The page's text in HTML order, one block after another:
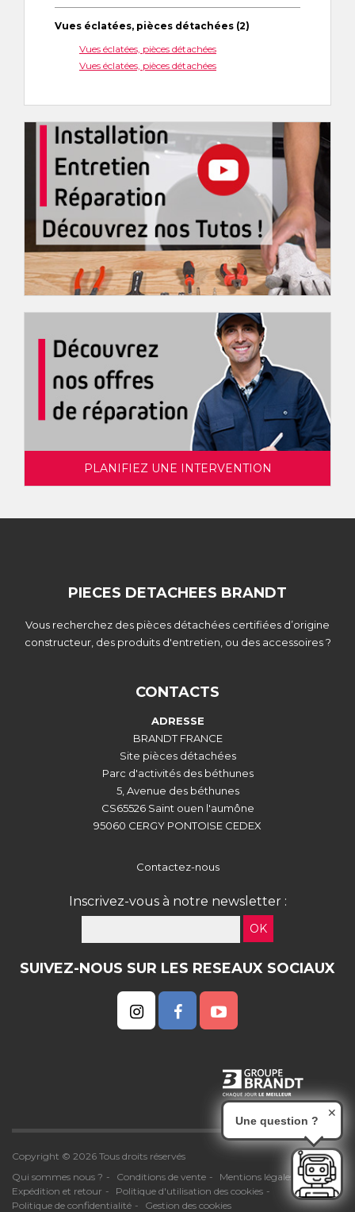
Vues éclatées, pièces détachées (2)
Vues éclatées, pièces détachées
Vues éclatées, pièces détachées
PLANIFIEZ UNE INTERVENTION
PIECES DETACHEES BRANDT
Vous recherchez des pièces détachées certifiées d’origine
constructeur, des produits d'entretien, ou des accessoires ?
CONTACTS
ADRESSE
BRANDT FRANCE
Site pièces détachées
Parc d'activités des béthunes
5, Avenue des béthunes
CS65526 Saint ouen l'aumône
95060 CERGY PONTOISE CEDEX
Contactez-nous
Inscrivez-vous à notre newsletter :
OK
SUIVEZ-NOUS SUR LES RESEAUX SOCIAUX
Copyright © 2026 Tous droits réservés
Qui sommes nous ?
Conditions de vente
Mentions légales
Expédition et retour
Politique d'utilisation des cookies
Politique de confidentialité
Gestion des cookies
Une question ?
✕